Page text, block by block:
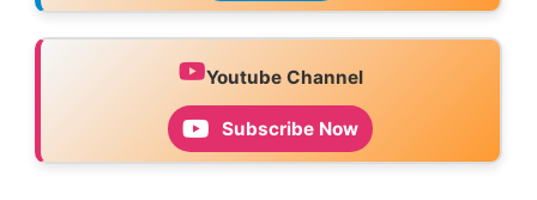
Youtube Channel
Subscribe Now